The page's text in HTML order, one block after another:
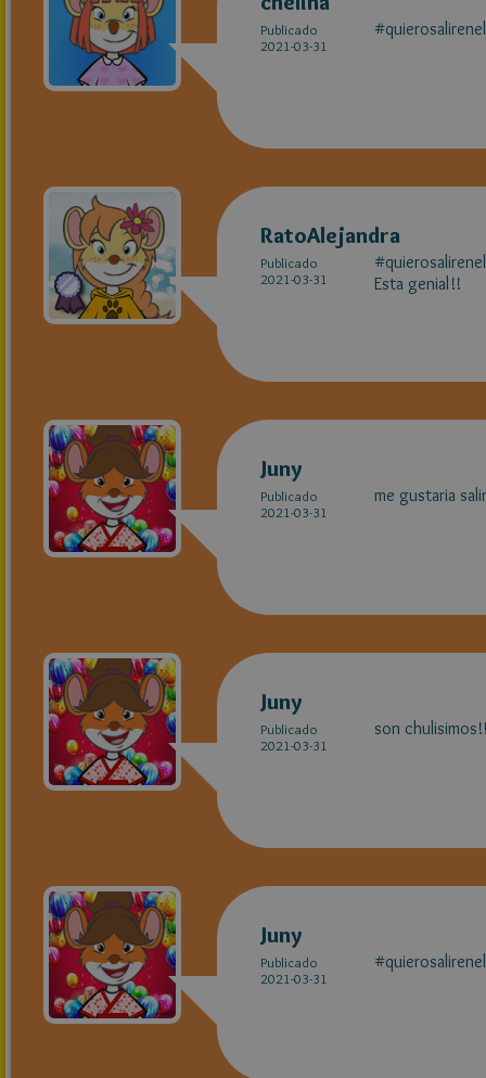
Publicado
2021-03-31
RatoAlejandra
Publicado
2021-03-31
Esta genial!!
Juny
Publicado
2021-03-31
me gustaria
Juny
Publicado
2021-03-31
son
Juny
Publicado
2021-03-31